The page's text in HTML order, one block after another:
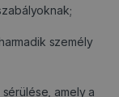
személy
amely a